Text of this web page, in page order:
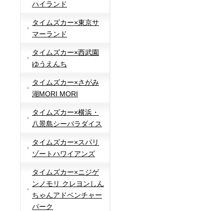
ハイランド
タイムズカー×東京サ
マーランド
タイムズカー×西武園
ゆうえんち
タイムズカー×さがみ
湖MORI MORI
タイムズカー×横浜・
八景島シーパラダイス
タイムズカー×スパリ
ゾートハワイアンズ
タイムズカー×ニジゲ
ンノモリ クレヨンしん
ちゃんアドベンチャー
パーク